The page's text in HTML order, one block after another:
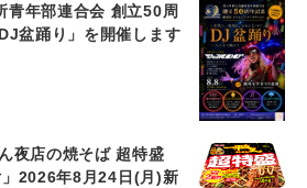
青年部連合会 創立50周
盆踊り」を開催します
夜店の焼そば 超特盛
2026年8月24日(月)新